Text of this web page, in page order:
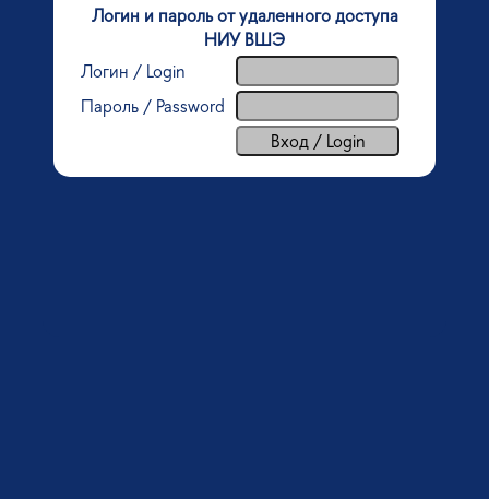
Логин и пароль от удаленного доступа
НИУ ВШЭ
Логин / Login
Пароль / Password